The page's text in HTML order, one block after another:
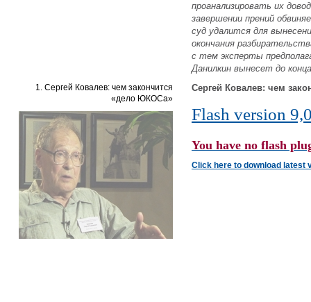
проанализировать их
завершении прений
суд удалится для
окончания
с тем эксперты
Данилкин вынесет до
1. Сергей Ковалев: чем закончится
«дело ЮКОСа»
Сергей Ковалев: чем
Flash version
You have no flash
Click here to download latest